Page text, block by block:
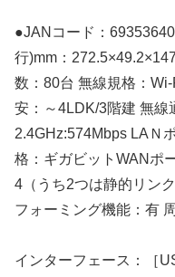
●JANコード：
行)mm：
数：80台 無線規格：
安：～4LDK/3階建 無線
2.4GHz:574Mbps LAＮ
格：ギガビットWANポ
4（うち2つは静的リン
フォーミング機能：有
インターフェース：［